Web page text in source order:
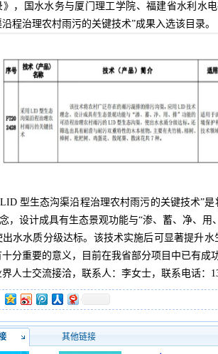
》，国水水务与厦门理工学院、福建省水利水
程治理农村雨污的关键技术”成果入选该目录。
型生态沟渠沿程治理农村雨污的关键技术”
，设计成具有生态景观功能与“渗、蓄、净、
出水水质分级达标。该技术实施后可显著提升
分重要的意义，目前在我省部分项目中已有成
人士交流接洽，联系人：李女士，联系电话：
其他链接